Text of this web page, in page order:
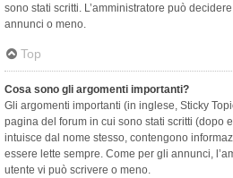
sono stati scritti. L’amministratore può
annunci o meno.
Top
Cosa sono gli argomenti importanti?
Gli argomenti importanti (in inglese, Sticky
pagina del forum in cui sono stati scritti (dopo
intuisce dal nome stesso, contengono
essere lette sempre. Come per gli annunci,
utente vi può scrivere o meno.